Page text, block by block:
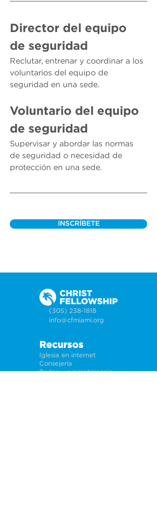
Director del equipo
de seguridad
Reclutar, entrenar y coordinar a los
voluntarios del equipo de
seguridad en una sede.
Voluntario del equipo
de seguridad
Supervisar y abordar las normas
de seguridad o necesidad de
protección en una sede.
INSCRÍBETE
(305) 238-1818
info@cfmiami.org
Recursos
Iglesia en internet
Consejería
Bodas y prematrimoniales